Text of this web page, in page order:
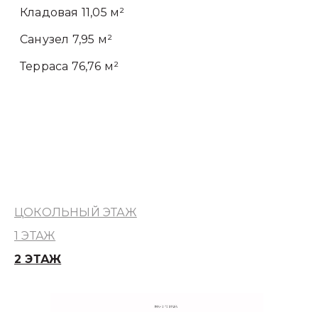
Кладовая 11,05 м²
Санузел 7,95 м²
Терраса 76,76 м²
ЦОКОЛЬНЫЙ ЭТАЖ
1 ЭТАЖ
2 ЭТАЖ